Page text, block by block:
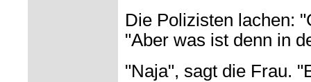
Die Polizisten lachen:
"Aber was ist denn in
"Naja", sagt die Frau.